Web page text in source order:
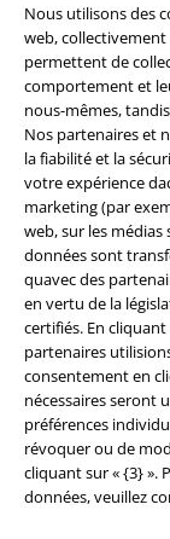
Nous utilisons des
web, collectivement
permettent de
comportement et
nous-mêmes,
Nos partenaires et
la fiabilité et la
votre expérience
marketing (par
web, sur les médias
données sont
quavec des
en vertu de la
certifiés. En
partenaires
consentement en
nécessaires seront
préférences
révoquer ou de
cliquant sur « {3} ».
données, veuillez
Légal
Conditions
Éditeur
Clauses de
Élimination des
Déclaration de
Informations sur